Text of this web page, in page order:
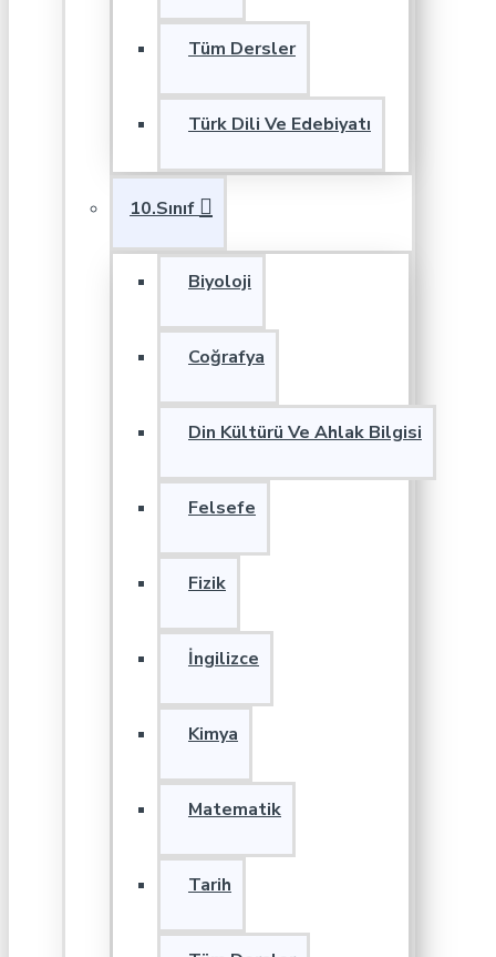
Tüm Dersler
Türk Dili Ve Edebiyatı
10.Sınıf
Biyoloji
Coğrafya
Din Kültürü Ve Ahlak Bilgisi
Felsefe
Fizik
İngilizce
Kimya
Matematik
Tarih